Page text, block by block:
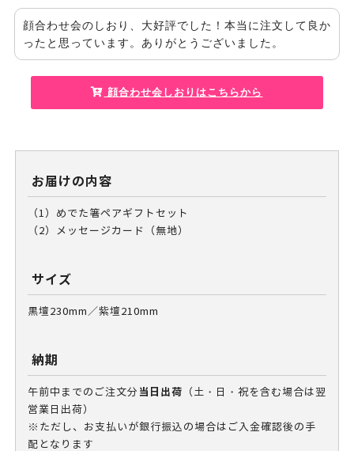
顔合わせ会のしおり、大好評でした！本当に注文して良か
ったと思っています。ありがとうございました。
顔合わせ会しおりはこちらから
お届けの内容
（1）めでた箸ペアギフトセット
（2）メッセージカード（無地）
サイズ
黒壇230mm／紫壇210mm
納期
午前中までのご注文分 当日出荷 （土・日・祝を含む場合は翌
営業日出荷）
※ただし、お支払いが銀行振込の場合はご入金確認後の手
配となります